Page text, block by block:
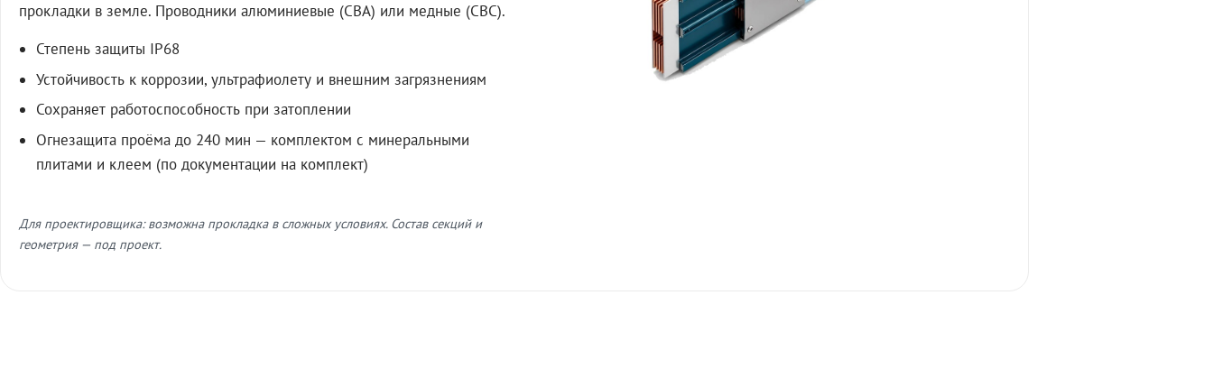
прокладки в земле. Проводники алюминиевые (СВА) или медные (СВС).
Степень защиты IP68
Устойчивость к коррозии, ультрафиолету и внешним загрязнениям
Сохраняет работоспособность при затоплении
Огнезащита проёма до 240 мин — комплектом с минеральными
плитами и клеем (по документации на комплект)
Для проектировщика: возможна прокладка в сложных условиях. Состав секций и
геометрия — под проект.